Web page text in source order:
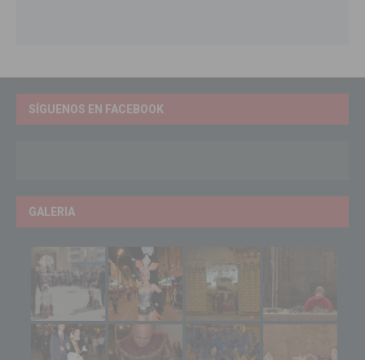
SÍGUENOS EN FACEBOOK
GALERIA